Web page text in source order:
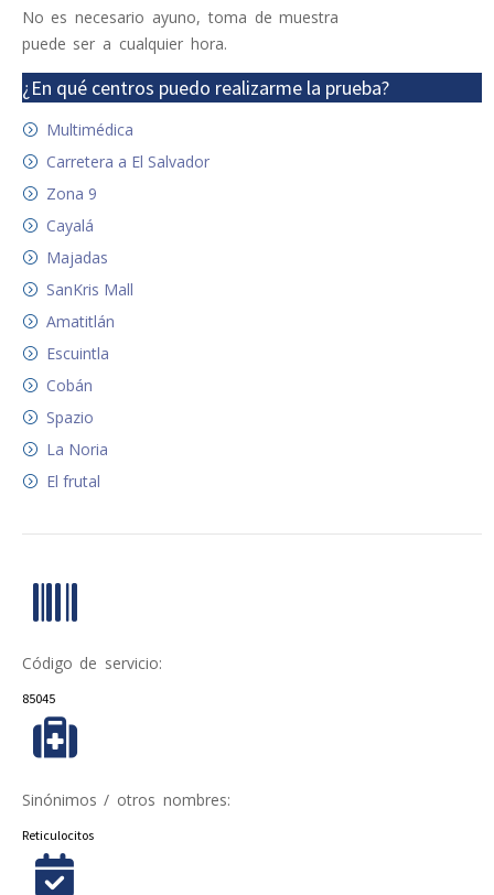
No es necesario ayuno, toma de muestra
puede ser a cualquier hora.
¿En qué centros puedo realizarme la prueba?
Multimédica
Carretera a El Salvador
Zona 9
Cayalá
Majadas
SanKris Mall
Amatitlán
Escuintla
Cobán
Spazio
La Noria
El frutal
Código de servicio:
85045
Sinónimos / otros nombres:
Reticulocitos